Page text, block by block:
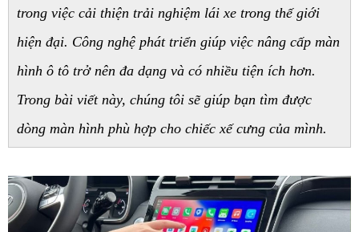
trong việc cải thiện trải nghiệm lái xe trong thế giới
hiện đại. Công nghệ phát triển giúp việc nâng cấp màn
hình ô tô trở nên đa dạng và có nhiều tiện ích hơn.
Trong bài viết này, chúng tôi sẽ giúp bạn tìm được
dòng màn hình phù hợp cho chiếc xế cưng của mình.